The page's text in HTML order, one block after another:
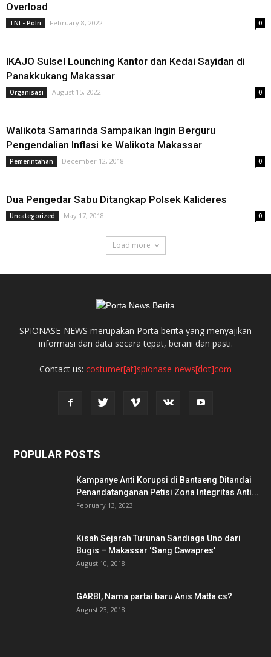
Overload
TNI - Polri February 8, 2022 0
IKAJO Sulsel Lounching Kantor dan Kedai Sayidan di
Panakkukang Makassar
Organisasi August 15, 2022 0
Walikota Samarinda Sampaikan Ingin Berguru
Pengendalian Inflasi ke Walikota Makassar
Pemerintahan December 12, 2018 0
Dua Pengedar Sabu Ditangkap Polsek Kalideres
Uncategorized May 17, 2018 0
Load more
SPIONASE-NEWS merupakan Porta berita yang menyajikan
informasi dan data secara tepat, berani dan pasti.
Contact us: costumer[at]spionase-news[dot]com
POPULAR POSTS
Kampanye Anti Korupsi di Bantaeng Ditandai
Penandatanganan Petisi Zona Integritas Anti...
February 13, 2023
Kisah Sejarah Turunan Sandiaga Uno dari
Bugis – Makassar ‘Sang Cawapres’
August 10, 2018
GARBI, Nama partai baru Anis Matta cs?
August 23, 2018